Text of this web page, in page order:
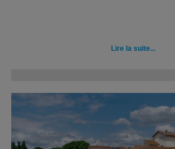
Lire la suite...